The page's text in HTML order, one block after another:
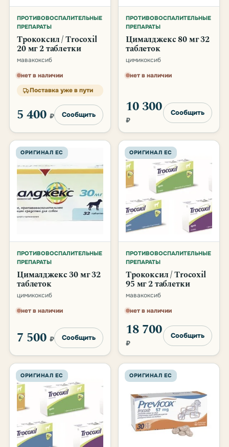
ПРОТИВОВОСПАЛИТЕЛЬНЫЕ
ПРЕПАРАТЫ
Трококсил / Trocoxil
20 мг 2 таблетки
мавакоксиб
нет в наличии
Поставка уже в пути
5 400 ₽ Сообщить
ПРОТИВОВОСПАЛИТЕЛЬНЫЕ
ПРЕПАРАТЫ
Цималджекс 80 мг 32
таблеток
цимикоксиб
нет в наличии
10 300
₽
Сообщить
ОРИГИНАЛ ЕС
ПРОТИВОВОСПАЛИТЕЛЬНЫЕ
ПРЕПАРАТЫ
Цималджекс 30 мг 32
таблеток
цимикоксиб
нет в наличии
7 500 ₽ Сообщить
ОРИГИНАЛ ЕС
ПРОТИВОВОСПАЛИТЕЛЬНЫЕ
ПРЕПАРАТЫ
Трококсил / Trocoxil
95 мг 2 таблетки
мавакоксиб
нет в наличии
18 700
₽
Сообщить
ОРИГИНАЛ ЕС ОРИГИНАЛ ЕС